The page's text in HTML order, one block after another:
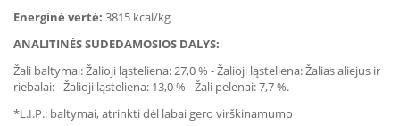
Energinė vertė: 3815 kcal/kg
ANALITINĖS SUDEDAMOSIOS DALYS:
Žali baltymai: Žalioji ląsteliena: 27,0 % - Žalioji ląsteliena: Žalias aliejus ir
riebalai: - Žalioji ląsteliena: 13,0 % - Žali pelenai: 7,7 %.
*L.I.P.: baltymai, atrinkti dėl labai gero virškinamumo